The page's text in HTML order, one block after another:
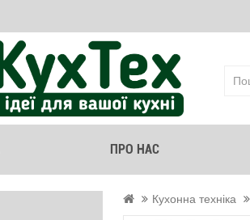
ПРО НАС
Кухонна техніка